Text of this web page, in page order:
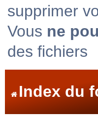
supprimer
Vous ne
des fichiers
Index du